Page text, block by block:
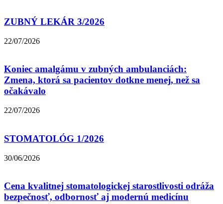
ZUBNÝ LEKÁR 3/2026
22/07/2026
Koniec amalgámu v zubných ambulanciách:
Zmena, ktorá sa pacientov dotkne menej, než sa
očakávalo
22/07/2026
STOMATOLÓG 1/2026
30/06/2026
Cena kvalitnej stomatologickej starostlivosti odráža
bezpečnosť, odbornosť aj modernú medicínu